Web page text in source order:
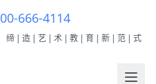
666-4114
缔|造|艺|术|教|育|新|范|式